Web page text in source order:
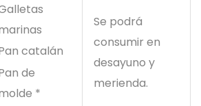
catalán
de
*
Se podrá
consumir en
desayuno y
merienda.